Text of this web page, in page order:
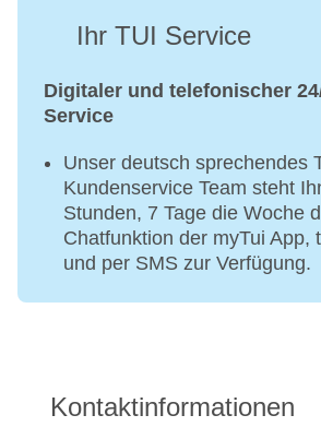
Ihr TUI Service
Digitaler und telefonischer
Service
Unser deutsch sprechendes
Kundenservice Team steht
Stunden, 7 Tage die Woche
Chatfunktion der myTui App,
und per SMS zur Verfügung.
Kontaktinformationen